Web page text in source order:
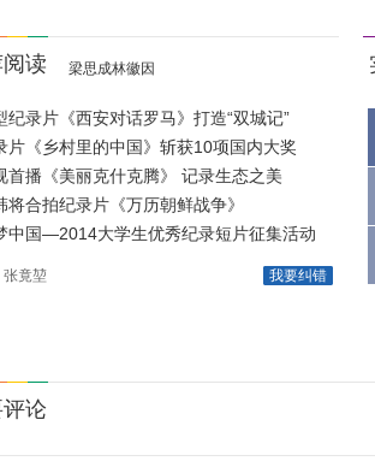
读 梁思成林徽因
纪录片《西安对话罗马》打造“双城记”
片《乡村里的中国》斩获10项国内大奖
首播《美丽克什克腾》 记录生态之美
将合拍纪录片《万历朝鲜战争》
中国—2014大学生优秀纪录短片征集活动
我要纠错
张竟堃